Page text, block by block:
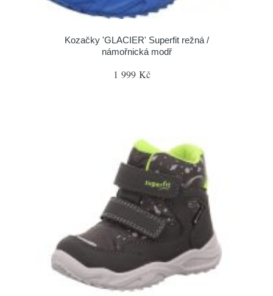
Kozačky 'GLACIER' Superfit režná /
námořnická modř
1 999 Kč